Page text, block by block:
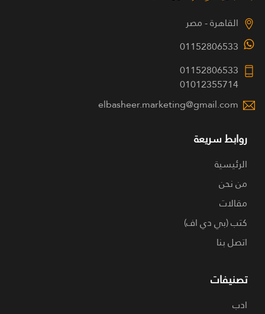
القاهرة - مصر
01152806533
01152806533
01012355714
elbasheer.marketing@gmail.com
روابط سريعة
الرئيسية
من نحن
مقالات
كتب (بي دي اف)
اتصل بنا
تصنيفات
ادب